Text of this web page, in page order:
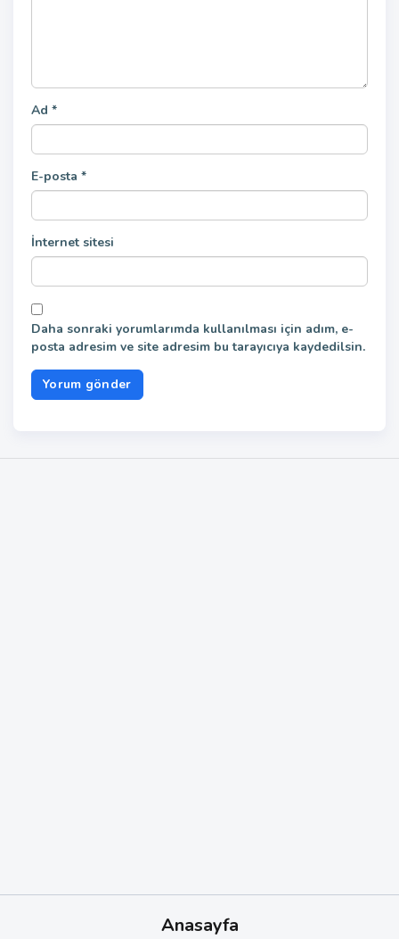
Ad *
E-posta *
İnternet sitesi
Daha sonraki yorumlarımda kullanılması için adım, e-
posta adresim ve site adresim bu tarayıcıya kaydedilsin.
Anasayfa